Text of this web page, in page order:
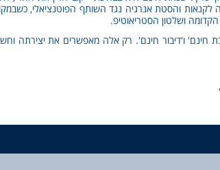
לקנאות והסטת אנרגיה נגד השותף הפוטנציאלי,
ושלטון הסטריאוטיפ.
ו'דיבור חינם'. רק אלה מאפשרים את יצירתה